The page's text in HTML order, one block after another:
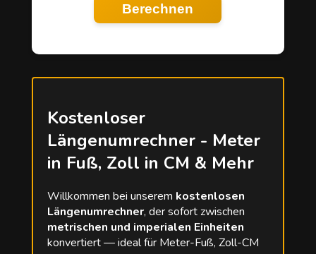
Berechnen
Kostenloser
Längenumrechner - Meter
in Fuß, Zoll in CM & Mehr
Willkommen bei unserem kostenlosen
Längenumrechner, der sofort zwischen
metrischen und imperialen Einheiten
konvertiert — ideal für Meter-Fuß, Zoll-CM